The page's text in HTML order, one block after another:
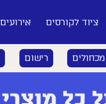
ציוד לקורסים אירועים
מכחולים רישום